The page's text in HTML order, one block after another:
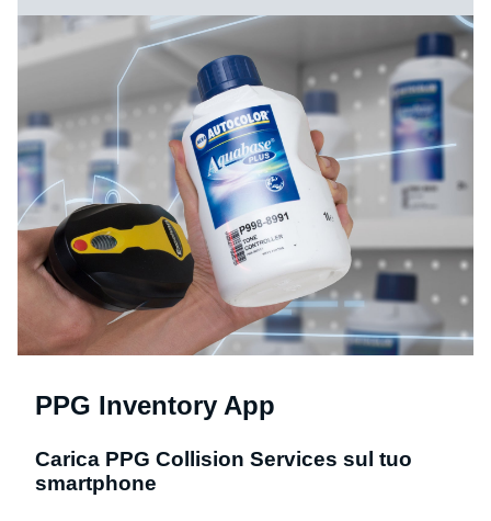
PPG Inventory App
Carica PPG Collision Services sul tuo
smartphone